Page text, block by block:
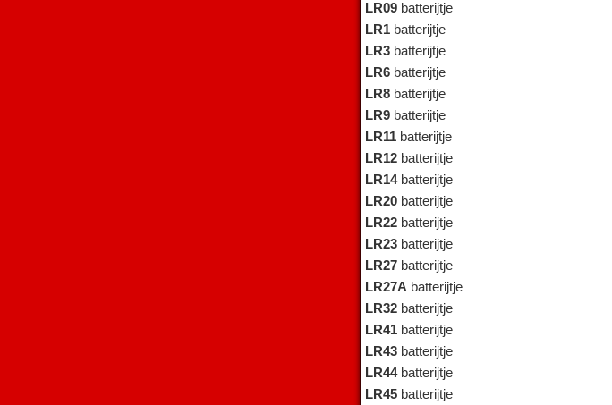
LR09 batterijtje
LR1 batterijtje
LR3 batterijtje
LR6 batterijtje
LR8 batterijtje
LR9 batterijtje
LR11 batterijtje
LR12 batterijtje
LR14batterijtje
LR20 batterijtje
LR22 batterijtje
LR23 batterijtje
LR27 batterijtje
LR27A batterijtje
LR32 batterijtje
LR41 batterijtje
LR43 batterijtje
LR44batterijtje
LR45 batterijtje